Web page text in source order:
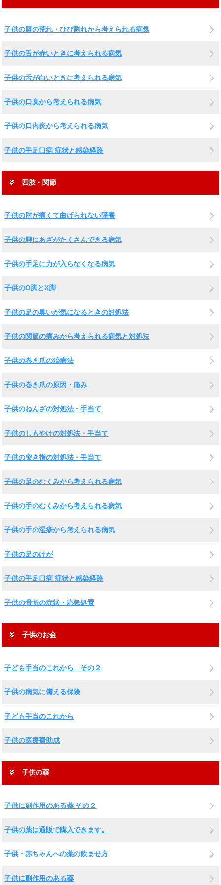
子供の唇の荒れ・ひび割れから考えられる病気
子供の舌が赤いときに考えられる病気
子供の舌が白いときに考えられる病気
子供の口臭から考えられる病気
子供の口内炎から考えられる病気
子供の手足口病 症状と感染経路
四肢・関節
子供の肘が痛くて曲げられない障害
子供の脚にあざがたくさんできる病気
子供の手足に力が入らなくなる病気
子供のO脚とX脚
子供の足の臭いが気になるときの対処法
子供の関節の痛みから考えられる病気と対処法
子供の巻き爪の治療法
子供の巻き爪の原因・痛み
子供のねんざの対処法・手当て
子供のしもやけの対処法・手当て
子供の突き指の対処法・手当て
子供の足のむくみから考えられる病気
子供の手のむくみから考えられる病気
子供の手の湿疹から考えられる病気
子供の足のけが
子供の手足口病 症状と感染経路
子供の骨折の症状・応急処置
子供のお金
子ども手当のこれから その２
子供の病気に備える保険
子ども手当のこれから
子供の医療費助成
子供の薬
子供に副作用のある薬 その２
子供の薬は通販で購入できます。
子供・赤ちゃんへの薬の飲ませ方
子供に副作用のある薬